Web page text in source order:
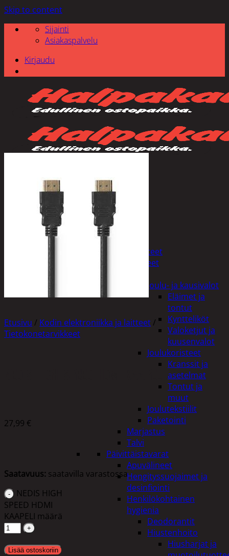
Skip to content
Sijainti
Asiakaspalvelu
Kirjaudu
Etsi:
Tuotevalikoima
Poistotuotteet
Kausituotteet
Joulu- ja kausivalot
Eläimet ja
tontut
Kyntteliköt
Valoketjut ja
kuusenvalot
Joulukoristeet
Kranssit ja
asetelmat
Tontut ja
muut
Joulutekstiilit
Paketointi
Marjastus
Talvi
Päivittäistavarat
Apuvälineet
Hengityssuojaimet ja
desinfiointi
Henkilökohtainen
hygienia
Deodorantit
Hiustenhoito
Hiusharjat ja
Etusivu / Kodin elektroniikka ja laitteet /
Tietokonetarvikkeet
27,99 €
Saatavuus: saatavilla varastossa
NEDIS HIGH
SPEED HDMI
KAAPELI määrä
Lisää ostoskoriin